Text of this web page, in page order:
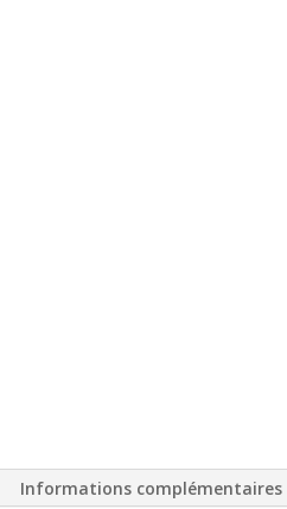
Informations complémentaires